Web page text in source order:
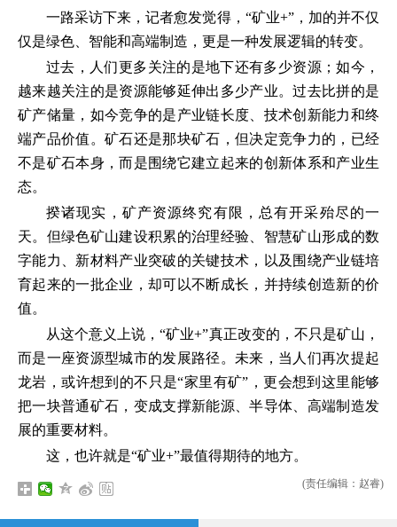
一路采访下来，记者愈发觉得，“矿业+”，加的并不仅
仅是绿色、智能和高端制造，更是一种发展逻辑的转变。
过去，人们更多关注的是地下还有多少资源；如今，
越来越关注的是资源能够延伸出多少产业。过去比拼的是
矿产储量，如今竞争的是产业链长度、技术创新能力和终
端产品价值。矿石还是那块矿石，但决定竞争力的，已经
不是矿石本身，而是围绕它建立起来的创新体系和产业生
态。
揆诸现实，矿产资源终究有限，总有开采殆尽的一
天。但绿色矿山建设积累的治理经验、智慧矿山形成的数
字能力、新材料产业突破的关键技术，以及围绕产业链培
育起来的一批企业，却可以不断成长，并持续创造新的价
值。
从这个意义上说，“矿业+”真正改变的，不只是矿山，
而是一座资源型城市的发展路径。未来，当人们再次提起
龙岩，或许想到的不只是“家里有矿”，更会想到这里能够
把一块普通矿石，变成支撑新能源、半导体、高端制造发
展的重要材料。
这，也许就是“矿业+”最值得期待的地方。
(责任编辑：赵睿)